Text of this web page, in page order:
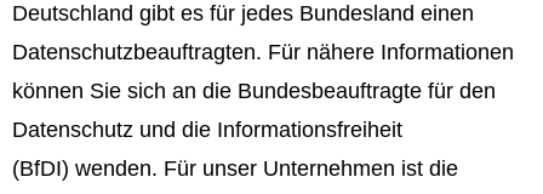
Deutschland gibt es für jedes Bundesland einen
Datenschutzbeauftragten. Für nähere Informationen
können Sie sich an die Bundesbeauftragte für den
Datenschutz und die Informationsfreiheit
(BfDI) wenden. Für unser Unternehmen ist die